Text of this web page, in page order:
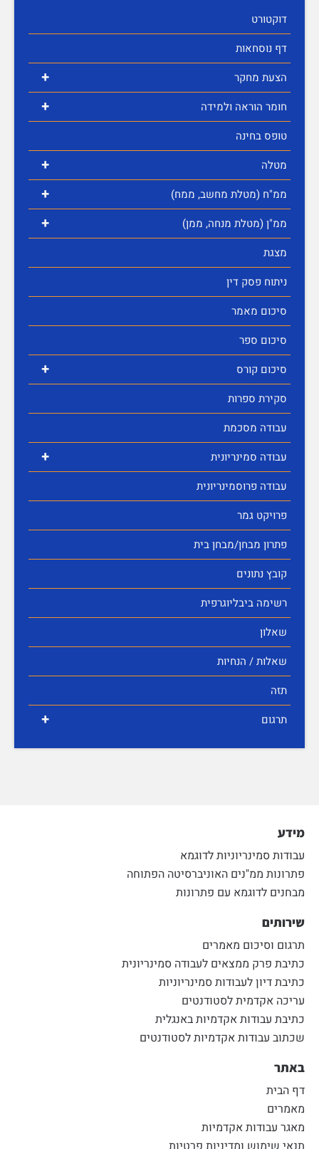
דוקטורט
דף נוסחאות
+ הצעת מחקר
+
חומר הוראה ולמידה
טופס בחינה
+ מטלה
+ ממ"ח (מטלת מחשב, ממח)
+
ממ"ן (מטלת מנחה, ממן)
מצגת
ניתוח פסק דין
סיכום מאמר
סיכום ספר
+
סיכום קורס
סקירת ספרות
עבודה מסכמת
+
עבודה סמינריונית
עבודה פרוסמינריונית
פרויקט גמר
פתרון מבחן/מבחן בית
קובץ נתונים
רשימה ביבליוגרפית
שאלון
שאלות / הנחיות
תזה
+ תרגום
מידע
עבודות סמינריוניות לדוגמא
פתרונות ממ"נים האוניברסיטה הפתוחה
מבחנים לדוגמא עם פתרונות
שירותים
תרגום וסיכום מאמרים
כתיבת פרק ממצאים לעבודה סמינריונית
כתיבת דיון לעבודות סמינריוניות
עריכה אקדמית לסטודנטים
כתיבת עבודות אקדמיות באנגלית
שכתוב עבודות אקדמיות לסטודנטים
באתר
דף הבית
מאמרים
מאגר עבודות אקדמיות